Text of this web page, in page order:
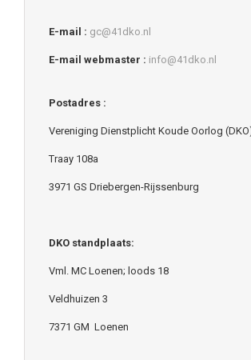
E-mail : gc@41dko.nl
E-mail webmaster : info@41dko.nl
Postadres :
Vereniging Dienstplicht Koude Oorlog
Traay 108a
3971 GS Driebergen-Rijssenburg
DKO standplaats:
Vml. MC Loenen; loods 18
Veldhuizen 3
7371 GM Loenen